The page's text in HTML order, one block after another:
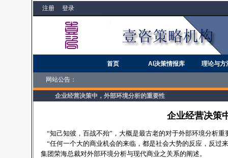
注册 登录
首页 AI决策情报库 理论与方
网站公告：
企业经营决策中，外部环境分析的重要性
企业经营决策
“知己知彼，百战不殆”，大概是最古老的对于外部环境分析重
“任何一个大的商业机会的来临，都是社会大势的反应，反过
集团荣海总裁对外部环境分析与现代商业之关系的阐述。